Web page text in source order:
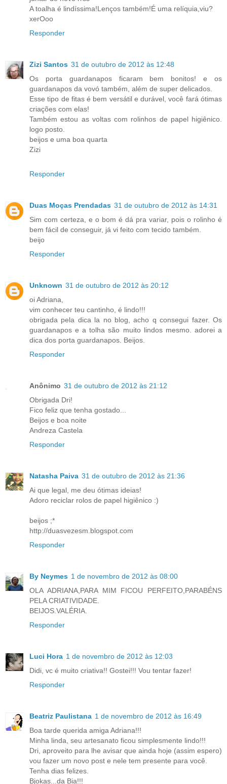
A toalha é lindíssima!Lenços também!É uma relíquia,viu?
xerOoo
Responder
Zizi Santos 31 de outubro de 2012 às 12:48
Os porta guardanapos ficaram bem bonitos! e os
guardanapos da vovó também, além de super delicados.
Esse tipo de fitas é bem versátil e durável, você fará ótimas
criações com elas!
Também estou as voltas com rolinhos de papel higiênico.
logo posto.
beijos e uma boa quarta
Zizi
Responder
Duas Moças Prendadas 31 de outubro de 2012 às 14:31
Sim com certeza, e o bom é dá pra variar, pois o rolinho é
bem fácil de conseguir, já vi feito com tecido também.
beijo
Responder
Unknown 31 de outubro de 2012 às 20:12
oi Adriana,
vim conhecer teu cantinho, é lindo!!!
obrigada pela dica la no blog, acho q consegui fazer. Os
guardanapos e a tolha são muito lindos mesmo. adorei a
dica dos porta guardanapos. Beijos.
Responder
Anônimo 31 de outubro de 2012 às 21:12
Obrigada Dri!
Fico feliz que tenha gostado...
Beijos e boa noite
Andreza Castela
Responder
Natasha Paiva 31 de outubro de 2012 às 21:36
Ai que legal, me deu ótimas ideias!
Adoro reciclar rolos de papel higiênico :)
beijos ;*
http://duasvezesm.blogspot.com
Responder
By Neymes 1 de novembro de 2012 às 08:00
OLA ADRIANA,PARA MIM FICOU PERFEITO,PARABÉNS
PELA CRIATIVIDADE.
BEIJOS.VALÉRIA.
Responder
Luci Hora 1 de novembro de 2012 às 12:03
Didi, vc é muito criativa!! Gostei!!! Vou tentar fazer!
Responder
Beatriz Paulistana 1 de novembro de 2012 às 16:49
Boa tarde querida amiga Adriana!!!
Minha linda, seu artesanato ficou simplesmente lindo!!!
Dri, aproveito para lhe avisar que ainda hoje (assim espero)
vou fazer um novo post e nele tem presente para você.
Tenha dias felizes.
Bjokas...da Bia!!!